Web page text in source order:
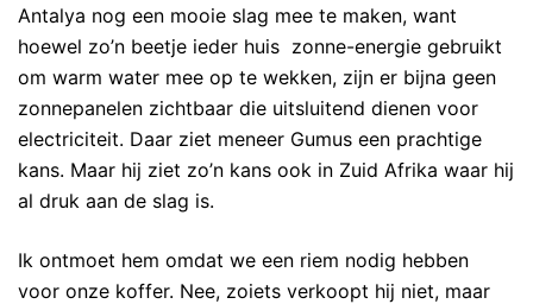
Antalya nog een mooie slag mee te maken, want
hoewel zo’n beetje ieder huis zonne-energie gebruikt
om warm water mee op te wekken, zijn er bijna geen
zonnepanelen zichtbaar die uitsluitend dienen voor
electriciteit. Daar ziet meneer Gumus een prachtige
kans. Maar hij ziet zo’n kans ook in Zuid Afrika waar hij
al druk aan de slag is.
Ik ontmoet hem omdat we een riem nodig hebben
voor onze koffer. Nee, zoiets verkoopt hij niet, maar